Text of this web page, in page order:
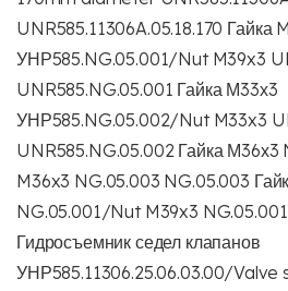
UNR585.11306A.05.18.170 Гайка
УНР585.NG.05.001/Nut M39x3
UNR585.NG.05.001 Гайка М33х3
УНР585.NG.05.002/Nut M33x3
UNR585.NG.05.002 Гайка
M36x3 NG.05.003 NG.05.003
NG.05.001/Nut M39x3
Гидросъемник седел клапанов
УНР585.11306.25.06.03.00/Valve